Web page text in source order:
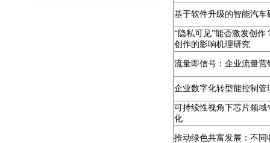
基于软件升级的智能汽
“隐私可见”能否激发创
创作的影响机理研究
流量即信号：企业流量
企业数字化转型能控制
可持续性视角下芯片领
化
推动绿色共富发展：不